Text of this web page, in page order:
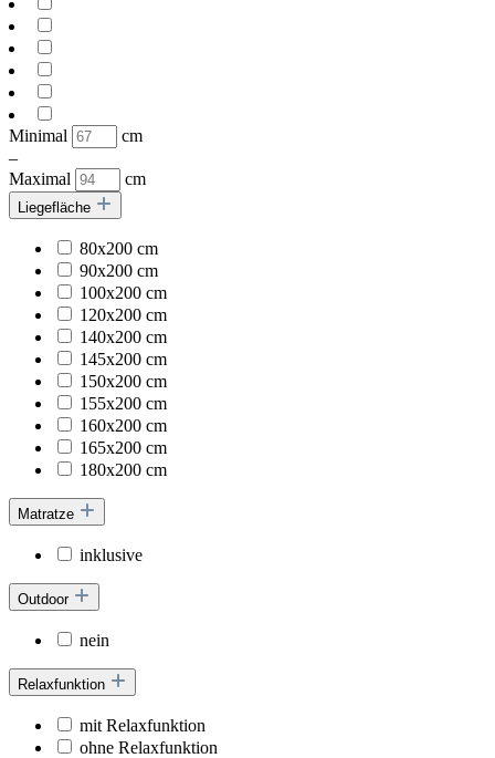
Minimal
cm
–
Maximal
cm
Liegefläche
80x200 cm
90x200 cm
100x200 cm
120x200 cm
140x200 cm
145x200 cm
150x200 cm
155x200 cm
160x200 cm
165x200 cm
180x200 cm
Matratze
inklusive
Outdoor
nein
Relaxfunktion
mit Relaxfunktion
ohne Relaxfunktion